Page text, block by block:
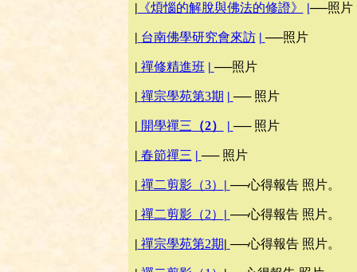
| 《煩惱的解脫與佛法的修證》 |──照片
| 台南佛學研究會來訪 | ──照片
| 禪修精進班 | ──照片
| 禪宗學苑第3期 | ── 照片
| 開學禪三 （2） | ── 照片
| 春節禪三 | ── 照片
| 禪二剪影（3） | ──心得報告 照片。
| 禪二剪影（2） | ──心得報告 照片。
| 禪宗學苑第2期| ──心得報告 照片。